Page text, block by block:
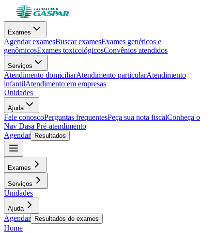
Exames
Agendar examesBuscar examesExames genéticos e
genômicosExames toxicológicosConvênios atendidos
Serviços
Atendimento domiciliarAtendimento particularAtendimento
infantilAtendimento em empresas
Unidades
Ajuda
Fale conoscoPerguntas frequentesPeça sua nota fiscalConheça o
Nav Dasa Pré-atendimento
Agendar
Resultados
Exames
Serviços
Unidades
Ajuda
Agendar Resultados de exames
Home